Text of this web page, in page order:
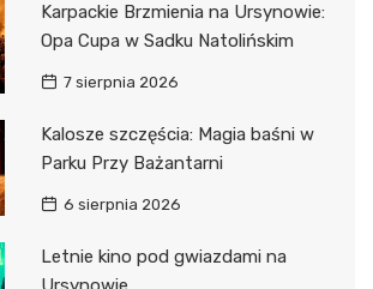
Karpackie Brzmienia na Ursynowie:
Opa Cupa w Sadku Natolińskim
7 sierpnia 2026
Kalosze szczęścia: Magia baśni w
Parku Przy Bażantarni
6 sierpnia 2026
Letnie kino pod gwiazdami na